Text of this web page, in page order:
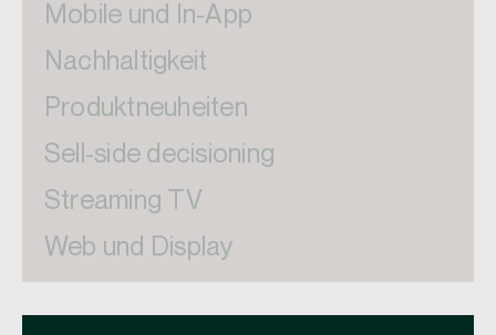
Mobile und In-App
Nachhaltigkeit
Produktneuheiten
Sell-side decisioning
Streaming TV
Web und Display